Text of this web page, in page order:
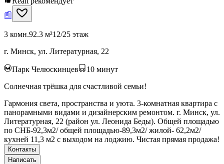
3 комн.92.3 м²12/25 этаж
г. Минск, ул. Литературная, 22
Парк Челюскинцев 10 минут
Солнечная трёшка для счастливой семьи!
Гармония света, пространства и уюта. 3-комнатная квартира с
панорамными видами и дизайнерским ремонтом. г. Минск, ул.
Литературная, 22 (район ул. Леонида Беды). Общей площадью
по СНБ-92,3м2/ общей площадью-89,3м2/ жилой- 62,2м2/
кухней 11,3 м2 с выходом на лоджию. Чистая прямая продажа!
Контакты
Написать